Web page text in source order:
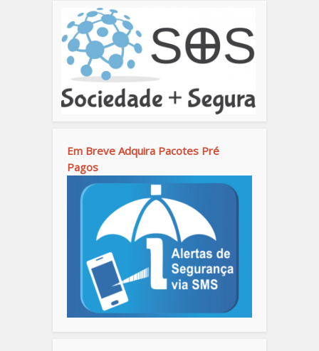
Em Breve Adquira Pacotes Pré
Pagos